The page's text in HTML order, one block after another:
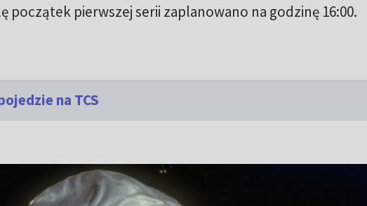
początek pierwszej serii zaplanowano na godzinę 16:00.
na TCS